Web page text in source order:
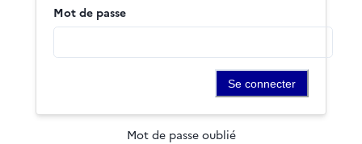
Mot de passe
Se connecter
Mot de passe oublié